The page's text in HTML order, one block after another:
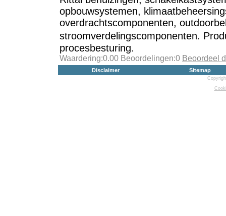
opbouwsystemen,
overdrachtscomponenten,
stroomverdelingscomponenten.
procesbesturing.
Waardering:0.00 Beoordelingen:0 Beoordeel
Disclaimer Sitemap